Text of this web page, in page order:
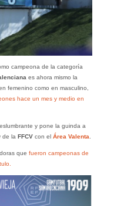
campeona de la categoría
es ahora mismo la
femenino como en masculino,
hace un mes y medio en
y pone la guinda a
la FFCVcon el Área Valenta
que fueron campeonas de